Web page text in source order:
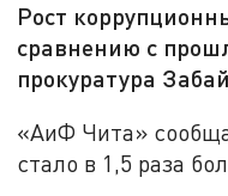
Рост
сравнению с
прокуратура
«АиФ Чита»
стало в 1,5 раза